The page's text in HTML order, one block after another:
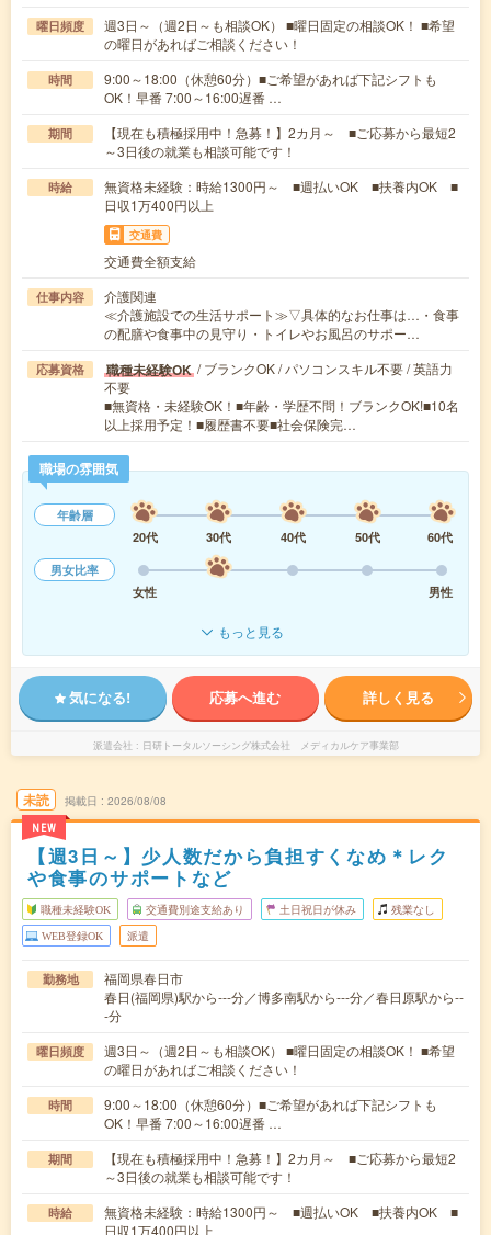
曜日頻度
週3日～（週2日～も相談OK） ■曜日固定の相談OK！ ■希望
の曜日があればご相談ください！
時間
9:00～18:00（休憩60分）■ご希望があれば下記シフトも
OK！早番 7:00～16:00遅番 …
期間
【現在も積極採用中！急募！】2カ月～ ■ご応募から最短2
～3日後の就業も相談可能です！
時給
無資格未経験：時給1300円～ ■週払いOK ■扶養内OK ■
日収1万400円以上
交通費
交通費全額支給
仕事内容
介護関連
≪介護施設での生活サポート≫▽具体的なお仕事は…・食事
の配膳や食事中の見守り・トイレやお風呂のサポー…
応募資格 職種未経験OK / ブランクOK / パソコンスキル不要 / 英語力
不要
■無資格・未経験OK！■年齢・学歴不問！ブランクOK!■10名
以上採用予定！■履歴書不要■社会保険完…
職場の雰囲気
年齢層
20代
30代 40代 50代
60代
男女比率
女性
男性
もっと見る
気になる! 応募へ進む 詳しく見る
派遣会社 日研トータルソーシング株式会社 メディカルケア事業部
未読
NEW
掲載日 2026/08/08
【週3日～】少人数だから負担すくなめ＊レク
や食事のサポートなど
職種未経験OK 交通費別途支給あり 土日祝日が休み 残業なし
WEB登録OK 派遣
勤務地
福岡県春日市
春日(福岡県)駅から---分／博多南駅から---分／春日原駅から--
-分
曜日頻度
週3日～（週2日～も相談OK） ■曜日固定の相談OK！ ■希望
の曜日があればご相談ください！
時間
9:00～18:00（休憩60分）■ご希望があれば下記シフトも
OK！早番 7:00～16:00遅番 …
期間
【現在も積極採用中！急募！】2カ月～ ■ご応募から最短2
～3日後の就業も相談可能です！
時給
無資格未経験：時給1300円～ ■週払いOK ■扶養内OK ■
日収1万400円以上